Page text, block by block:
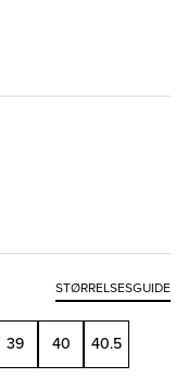
STØRRELSESGUIDE
39 40 40.5